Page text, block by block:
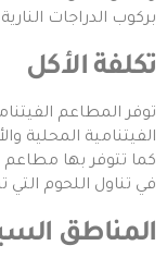
بركوب الدراجات
تكلفة الأكل
توفر المطاعم
الفيتنامية المحلية
كما تتوفر بها مطاعم
في تناول اللحوم
المناطق